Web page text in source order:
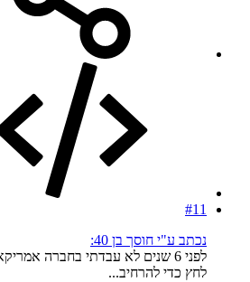
#11
נכתב ע"י חוסך בן 40:
לפני 6 שנים לא עבדתי בחברה אמריקאית, לא היו לי RSU
לחץ כדי להרחיב...